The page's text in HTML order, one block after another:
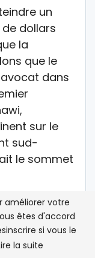
un
dollars
la
que le
dans
sur le
sud-
le sommet
CIVILE
de
améliorer votre
êtes d'accord
si vous le
la suite